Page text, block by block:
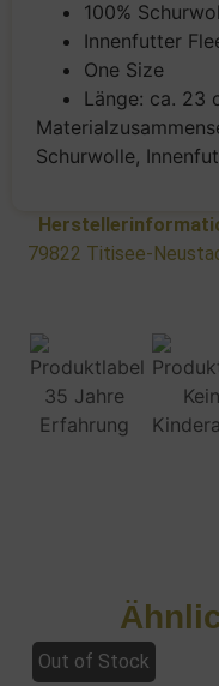
100%
Innenfutter
One Size
Länge: ca. 23
Schurwolle,
79822 Titisee-
Out of Stock